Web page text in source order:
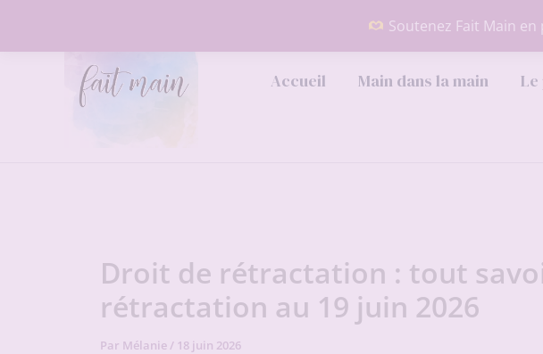
Soutenez Fait Main
contenu
Accueil Main dans la main
Droit de rétractation : tout
rétractation au 19 juin 2026
Par Mélanie/ 18 juin 2026